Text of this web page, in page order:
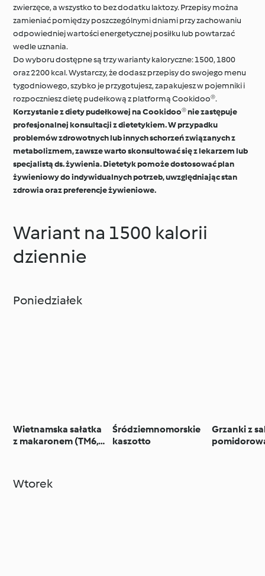
zwierzęce, a wszystko to bez dodatku laktozy. Przepisy można
zamieniać pomiędzy poszczególnymi dniami przy zachowaniu
odpowiedniej wartości energetycznej posiłku lub powtarzać
wedle uznania.
Do wyboru dostępne są trzy warianty kaloryczne: 1500, 1800
oraz 2200 kcal. Wystarczy, że dodasz przepisy do swojego menu
tygodniowego, szybko je przygotujesz, zapakujesz w pojemniki i
rozpoczniesz dietę pudełkową z platformą Cookidoo®.
Korzystanie z diety pudełkowej na Cookidoo® nie zastępuje
profesjonalnej konsultacji z dietetykiem. W przypadku
problemów zdrowotnych lub innych schorzeń związanych z
metabolizmem, zawsze warto skonsultować się z lekarzem lub
specjalistą ds. żywienia. Dietetyk pomoże dostosować plan
żywieniowy do indywidualnych potrzeb, uwzględniając stan
zdrowia oraz preferencje żywieniowe.
Wariant na 1500 kalorii
dziennie
Poniedziałek
Wietnamska sałatka
z makaronem (TM6,
Śródziemnomorskie
kaszotto
Grzanki z
Wtorek